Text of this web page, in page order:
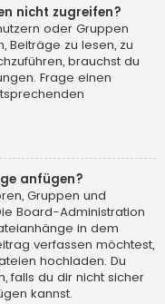
nicht zugreifen?
oder Gruppen
Beiträge zu lesen, zu
brauchst du
Frage einen
anfügen?
Gruppen und
Board-Administration
in dem
verfassen möchtest,
hochladen. Du
falls du dir nicht sicher
kannst.